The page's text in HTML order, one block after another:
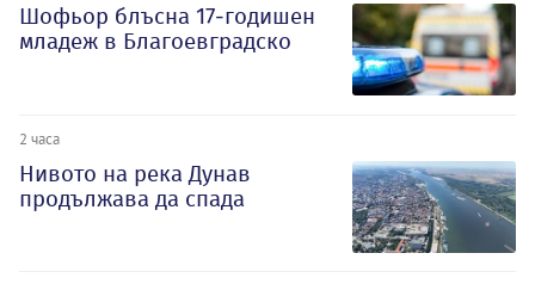
Шофьор блъсна 17-годишен
младеж в Благоевградско
2 часа
Нивото на река Дунав
продължава да спада